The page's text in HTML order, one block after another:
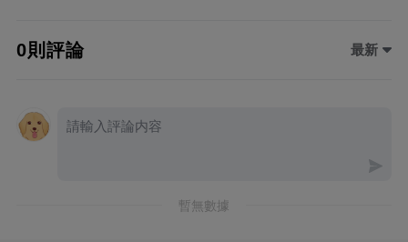
0則評論 最新
暫無數據